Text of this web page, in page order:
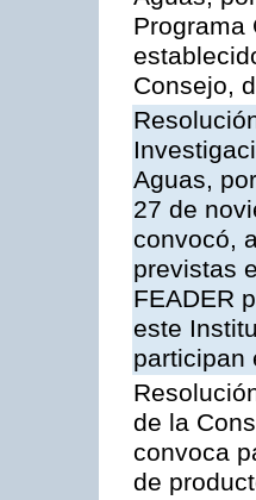
Programa
Consejo,
Aguas,
27 de
convocó,
previstas
FEADER
este
participan
de la
convoca
de